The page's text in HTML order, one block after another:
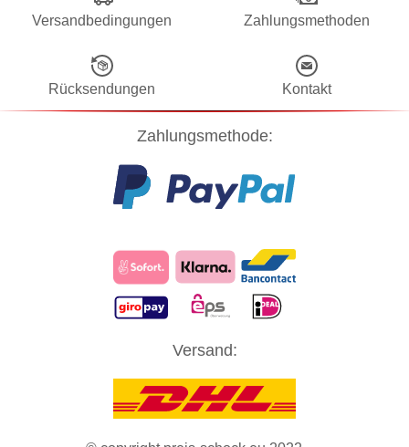
zu Ihren Rechten als Benutzer finden Sie in unserer
Cookies zu akzeptieren und direkt unsere Website besuchen zu
ZUSTIMMUNG
Versandbedingungen Zahlungsmethoden
Rücksendungen Kontakt
Zahlungsmethode:
Versand: